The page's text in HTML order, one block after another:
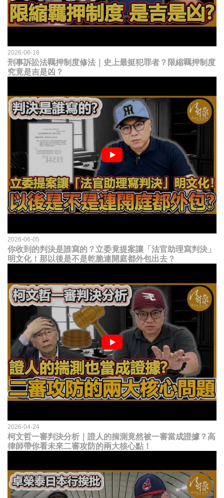
2026-06-18
刑事訴訟法羈押制度修法｜史上最挺犯罪者？限縮羈押制度
究竟是吉是凶？
2026-06-05
你收到的判決是誰寫的？立委竟提案讓「法官助理寫判決」
明文化！那以後是不是乾脆連開庭都外包出去？
2026-04-24
柯文哲一審判決分析｜證人的揣測竟然被一審當成證據？高
律師帶你看未來二審攻防的兩大核心點！